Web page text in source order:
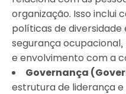
organização. Isso inclui
políticas de diversidade
segurança
e envolvimento com a
Governança
estrutura de liderança